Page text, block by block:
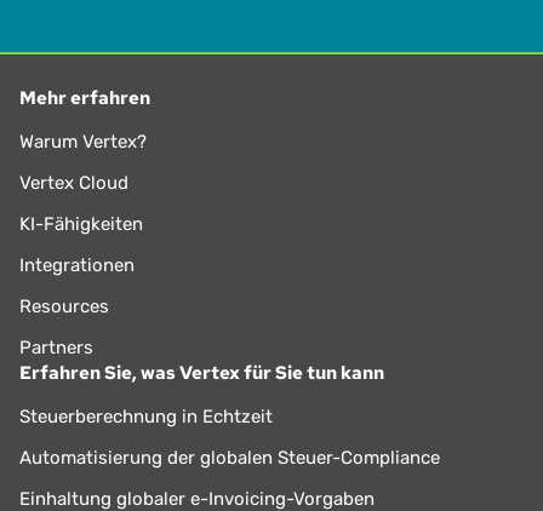
Mehr erfahren
Warum Vertex?
Vertex Cloud
KI-Fähigkeiten
Integrationen
Resources
Partners
Erfahren Sie, was Vertex für Sie tun kann
Steuerberechnung in Echtzeit
Automatisierung der globalen Steuer-Compliance
Einhaltung globaler e-Invoicing-Vorgaben